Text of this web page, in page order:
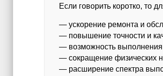
Если говорить коротко, то
— ускорение ремонта и
— повышение точности и
— возможность выполнения
— сокращение физических
— расширение спектра